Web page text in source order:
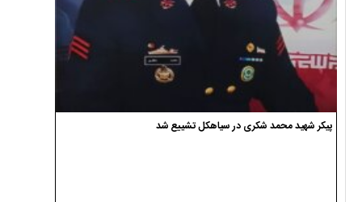
پیکر شهید محمد شکری در سیاهکل تشییع شد